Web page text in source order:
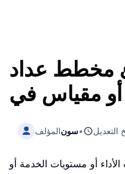
مخطط عداد
المؤلفسون• التعديل
أو مستويات الخدمة أو